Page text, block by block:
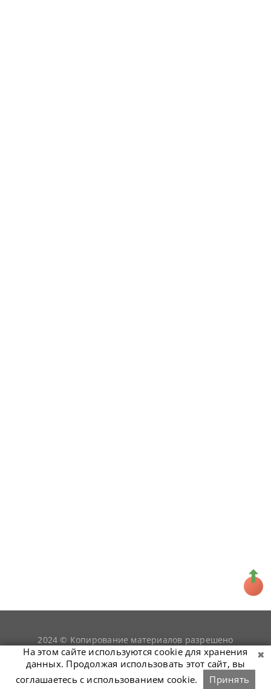
2024 © Копирование материалов разрешено
только при условии гиперссылки наsnookerist.ru
На этом сайте используются cookie для хранения
данных. Продолжая использовать этот сайт, вы
соглашаетесь с использованием cookie.
Принять